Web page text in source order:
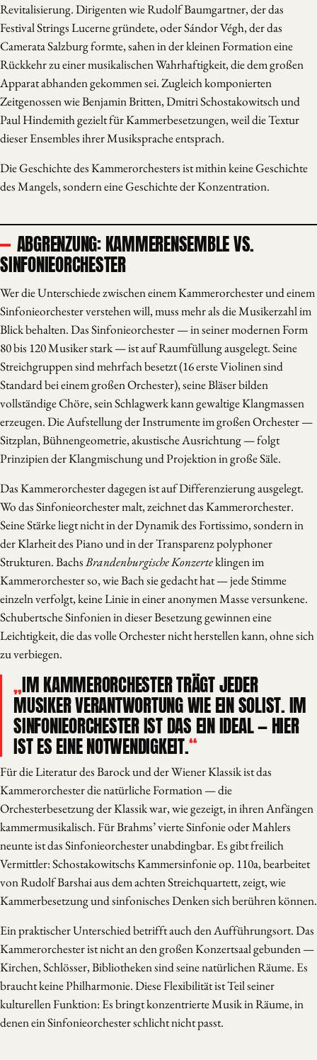
Revitalisierung. Dirigenten wie Rudolf Baumgartner, der das
Festival Strings Lucerne gründete, oder Sándor Végh, der das
Camerata Salzburg formte, sahen in der kleinen Formation eine
Rückkehr zu einer musikalischen Wahrhaftigkeit, die dem großen
Apparat abhanden gekommen sei. Zugleich komponierten
Zeitgenossen wie Benjamin Britten, Dmitri Schostakowitsch und
Paul Hindemith gezielt für Kammerbesetzungen, weil die Textur
dieser Ensembles ihrer Musiksprache entsprach.
Die Geschichte des Kammerorchesters ist mithin keine Geschichte
des Mangels, sondern eine Geschichte der Konzentration.
ABGRENZUNG: KAMMERENSEMBLE VS.
SINFONIEORCHESTER
Wer die Unterschiede zwischen einem Kammerorchester und einem
Sinfonieorchester verstehen will, muss mehr als die Musikerzahl im
Blick behalten. Das Sinfonieorchester — in seiner modernen Form
80 bis 120 Musiker stark — ist auf Raumfüllung ausgelegt. Seine
Streichgruppen sind mehrfach besetzt (16 erste Violinen sind
Standard bei einem großen Orchester), seine Bläser bilden
vollständige Chöre, sein Schlagwerk kann gewaltige Klangmassen
erzeugen. Die Aufstellung der Instrumente im großen Orchester —
Sitzplan, Bühnengeometrie, akustische Ausrichtung — folgt
Prinzipien der Klangmischung und Projektion in große Säle.
Das Kammerorchester dagegen ist auf Differenzierung ausgelegt.
Wo das Sinfonieorchester malt, zeichnet das Kammerorchester.
Seine Stärke liegt nicht in der Dynamik des Fortissimo, sondern in
der Klarheit des Piano und in der Transparenz polyphoner
Strukturen. BachsBrandenburgische Konzerteklingen im
Kammerorchester so, wie Bach sie gedacht hat — jede Stimme
einzeln verfolgt, keine Linie in einer anonymen Masse versunkene.
Schubertsche Sinfonien in dieser Besetzung gewinnen eine
Leichtigkeit, die das volle Orchester nicht herstellen kann, ohne sich
zu verbiegen.
IM KAMMERORCHESTER TRÄGT JEDER
MUSIKER VERANTWORTUNG WIE EIN SOLIST. IM
SINFONIEORCHESTER IST DAS EIN IDEAL — HIER
IST ES EINE NOTWENDIGKEIT.
Für die Literatur des Barock und der Wiener Klassik ist das
Kammerorchester die natürliche Formation — die
Orchesterbesetzung der Klassik war, wie gezeigt, in ihren Anfängen
kammermusikalisch. Für Brahms’ vierte Sinfonie oder Mahlers
neunte ist das Sinfonieorchester unabdingbar. Es gibt freilich
Vermittler: Schostakowitschs Kammersinfonie op. 110a, bearbeitet
von Rudolf Barshai aus dem achten Streichquartett, zeigt, wie
Kammerbesetzung und sinfonisches Denken sich berühren können.
Ein praktischer Unterschied betrifft auch den Aufführungsort. Das
Kammerorchester ist nicht an den großen Konzertsaal gebunden —
Kirchen, Schlösser, Bibliotheken sind seine natürlichen Räume. Es
braucht keine Philharmonie. Diese Flexibilität ist Teil seiner
kulturellen Funktion: Es bringt konzentrierte Musik in Räume, in
denen ein Sinfonieorchester schlicht nicht passt.